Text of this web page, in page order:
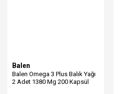
Balen
Balen Omega 3 Plus Balık Yağı
2 Adet 1380 Mg 200 Kapsül